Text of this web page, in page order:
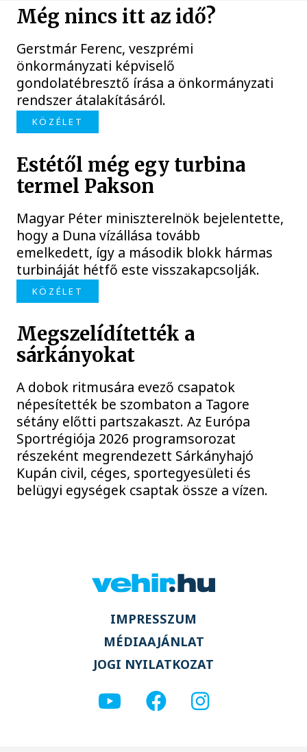
Még nincs itt az idő?
Gerstmár Ferenc, veszprémi
önkormányzati képviselő
gondolatébresztő írása a önkormányzati
rendszer átalakításáról.
KÖZÉLET
Estétől még egy turbina
termel Pakson
Magyar Péter miniszterelnök bejelentette,
hogy a Duna vízállása tovább
emelkedett, így a második blokk hármas
turbináját hétfő este visszakapcsolják.
KÖZÉLET
Megszelídítették a
sárkányokat
A dobok ritmusára evező csapatok
népesítették be szombaton a Tagore
sétány előtti partszakaszt. Az Európa
Sportrégiója 2026 programsorozat
részeként megrendezett Sárkányhajó
Kupán civil, céges, sportegyesületi és
belügyi egységek csaptak össze a vízen.
IMPRESSZUM
MÉDIAAJÁNLAT
JOGI NYILATKOZAT